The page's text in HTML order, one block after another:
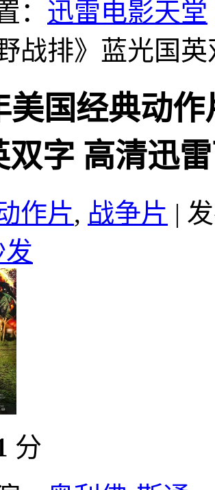
： 迅雷电影天堂
战排》蓝光国
美国经典动
双字 高清迅
作片, 战争片 |
分